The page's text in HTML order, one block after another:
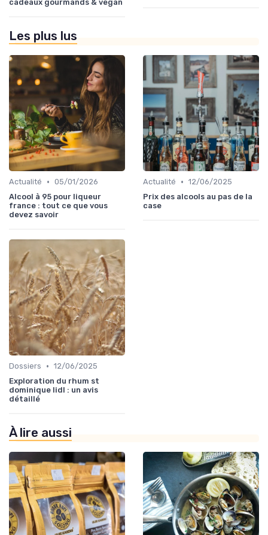
cadeaux gourmands & vegan
Les plus lus
Actualité • 05/01/2026
Alcool à 95 pour liqueur
france : tout ce que vous
devez savoir
Actualité • 12/06/2025
Prix des alcools au pas de la
case
Dossiers • 12/06/2025
Exploration du rhum st
dominique lidl : un avis
détaillé
À lire aussi